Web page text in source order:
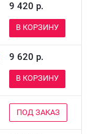
9 420 р.
В КОРЗИНУ
9 620 р.
В КОРЗИНУ
ПОД ЗАКАЗ